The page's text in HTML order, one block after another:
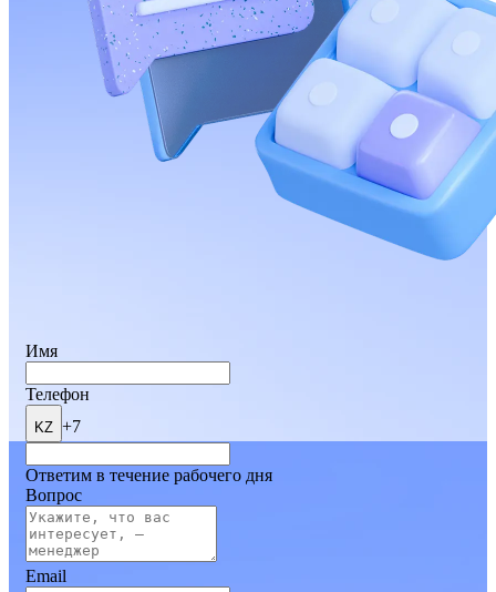
Имя
Телефон
KZ +7
Ответим в течение рабочего дня
Вопрос
Email